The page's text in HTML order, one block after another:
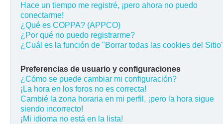
Hace un tiempo me registré, ¡pero ahora no puedo
conectarme!
¿Qué es COPPA? (APPCO)
¿Por qué no puedo registrarme?
¿Cuál es la función de "Borrar todas las cookies del
Preferencias de usuario y configuraciones
¿Cómo se puede cambiar mi configuración?
¡La hora en los foros no es correcta!
Cambié la zona horaria en mi perfil, ¡pero la hora sigue
siendo incorrecto!
¡Mi idioma no está en la lista!